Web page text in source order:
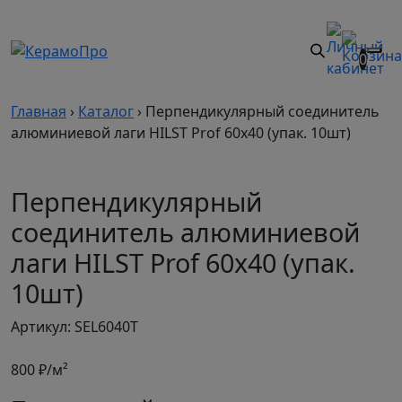
0
Главная › Каталог › Перпендикулярный соединитель
алюминиевой лаги HILST Prof 60х40 (упак. 10шт)
Перпендикулярный
соединитель алюминиевой
лаги HILST Prof 60х40 (упак.
10шт)
Артикул: SEL6040T
800₽/м²